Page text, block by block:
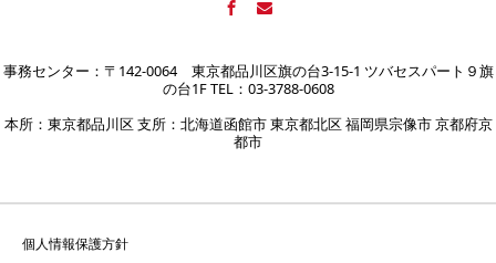
事務センター：〒142-0064 東京都品川区旗の台3-15-1 ツバセスパート９旗
の台1F TEL：03-3788-0608
本所：東京都品川区 支所：北海道函館市 東京都北区 福岡県宗像市 京都府京
都市
個人情報保護方針